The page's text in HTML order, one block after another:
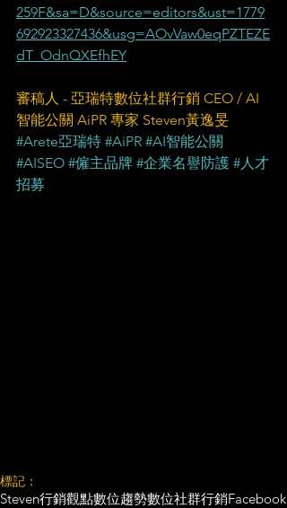
259F&sa=D&source=editors&ust=1779
692923327436&usg=AOvVaw0eqPZTEZE
dT_OdnQXEfhEY
審稿人 - 亞瑞特數位社群行銷 CEO / AI
智能公關 AiPR 專家 Steven黃逸旻
#Arete亞瑞特 #AiPR #AI智能公關
#AISEO #僱主品牌 #企業名譽防護 #人才
招募
標記：
Steven行銷觀點數位趨勢數位社群行銷Facebook